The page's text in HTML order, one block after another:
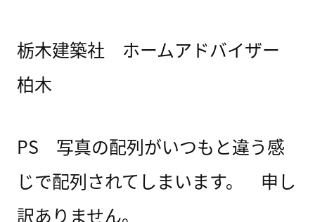
栃木建築社 ホームアドバイザー
柏木
PS 写真の配列がいつもと違う感
じで配列されてしまいます。 申し
訳ありません。